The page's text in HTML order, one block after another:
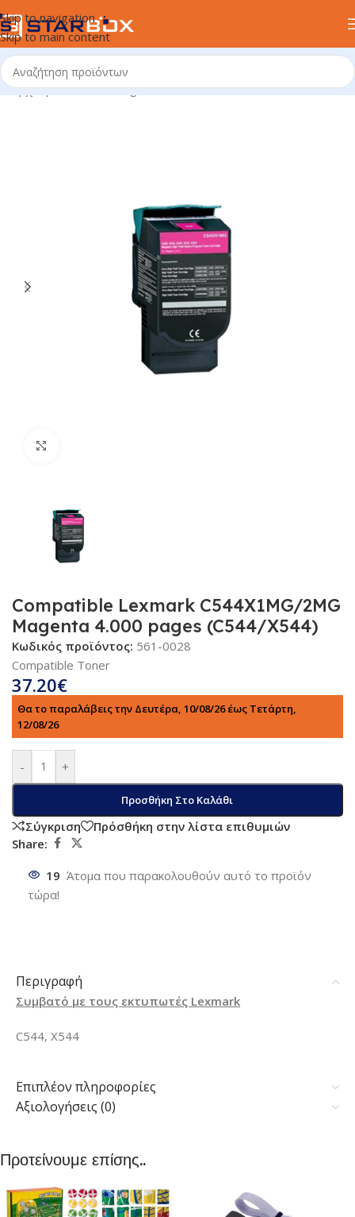
Skip to navigation
Skip to main content
Αρχική σελίδα/uncategorized
Compatible Lexmark C544X1MG/2MG
Magenta 4.000 pages (C544/X544)
Κωδικός προϊόντος: 561-0028
Compatible Toner
37.20€
Θα το παραλάβεις την Δευτέρα, 10/08/26 έως Τετάρτη,
12/08/26
- +
Προσθήκη Στο Καλάθι
Σύγκριση
Πρόσθήκη στην λίστα επιθυμιών
Share:
19 Άτομα που παρακολουθούν αυτό το προϊόν
τώρα!
Περιγραφή
Συμβατό με τους εκτυπωτές Lexmark
C544, X544
Επιπλέον πληροφορίες
Αξιολογήσεις (0)
Προτείνουμε επίσης..